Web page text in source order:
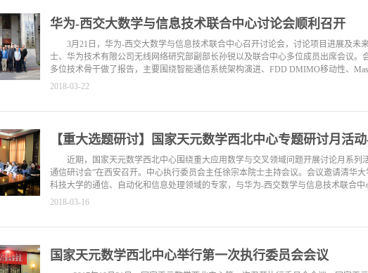
华为-西交大数学与信息技术联合中心讨论会顺利召开
3月21日，华为-西交大数学与信息技术联合中心召开讨论会，讨论项目进展及未
士、华为技术有限公司无线网络研究部副部长孙锐以及联合中心多位成员出席会议。
多位技术骨干做了报告，主要围绕智能通信系统架构演进、FDD DMIMO移动性、
2018-03-22
【重大选题研讨】国家天元数学西北中心专题研讨月活
近期，国家天元数学西北中心围绕重大应用数学与交叉领域问题开展讨论月系列
通信研讨会”在西安召开。中心执行委员会主任徐宗本院士主持会议。会议邀请清华
科技大学的通信、自动化和信息处理领域的专家，与华为-西交数学与信息技术联合中
2018-03-16
国家天元数学西北中心举行第一次执行委员会会议